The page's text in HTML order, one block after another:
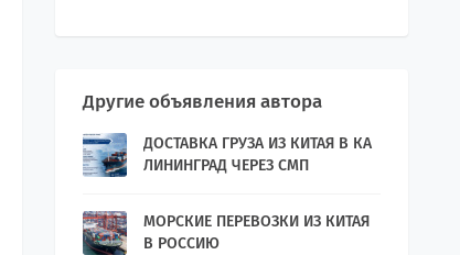
Другие объявления автора
ДОСТАВКА ГРУЗА ИЗ КИТАЯ В КА
ЛИНИНГРАД ЧЕРЕЗ СМП
МОРСКИЕ ПЕРЕВОЗКИ ИЗ КИТАЯ
В РОССИЮ